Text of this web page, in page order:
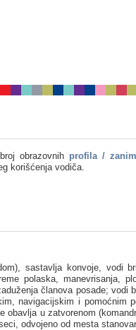
obrazovnih profila /
korišćenja vodiča.
sastavlja konvoje, vodi
polaska, manevrisanja,
članova posade;
navigacijskim i
obavlja u zatvorenom
odvojeno od mesta